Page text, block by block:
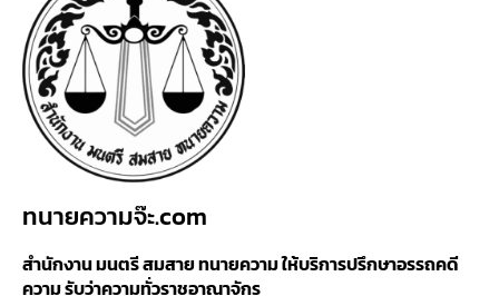
ทนายความจ๊ะ.com
สำนักงาน มนตรี สมสาย ทนายความ ให้บริการปรึกษาอรรถคดี
ความ รับว่าความทั่วราชอาณาจักร